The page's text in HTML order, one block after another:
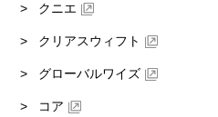
クニエ
クリアスウィフト
グローバルワイズ
コア